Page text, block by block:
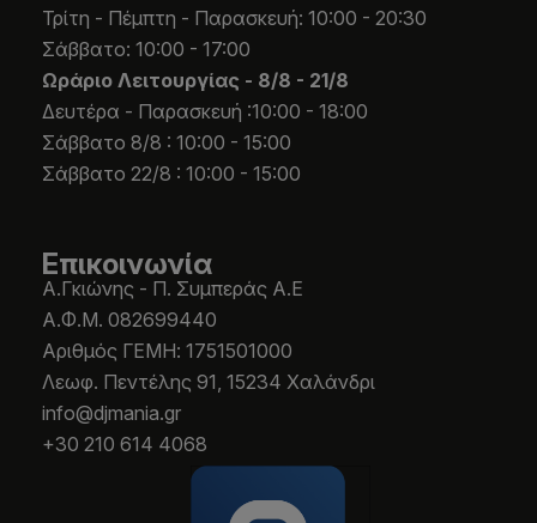
Τρίτη - Πέμπτη - Παρασκευή: 10:00 - 20:30
Σάββατο: 10:00 - 17:00
Ωράριο Λειτουργίας - 8/8 - 21/8
Δευτέρα - Παρασκευή :10:00 - 18:00
Σάββατο 8/8 : 10:00 - 15:00
Σάββατο 22/8 : 10:00 - 15:00
Επικοινωνία
Α.Γκιώνης - Π. Συμπεράς Α.Ε
Α.Φ.Μ. 082699440
Aριθμός ΓΕΜΗ: 1751501000
Λεωφ. Πεντέλης 91, 15234 Χαλάνδρι
info@djmania.gr
+30 210 614 4068